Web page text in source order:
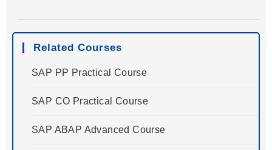
Related Courses
SAP PP Practical Course
SAP CO Practical Course
SAP ABAP Advanced Course